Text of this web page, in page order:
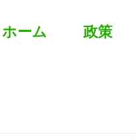
ホーム 政策